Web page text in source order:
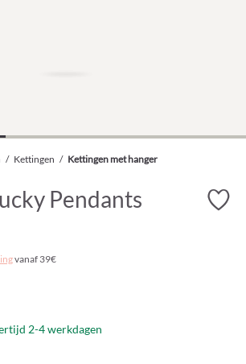
/ Kettingen / Kettingen met hanger
Pendants
vanaf 39€
2-4 werkdagen